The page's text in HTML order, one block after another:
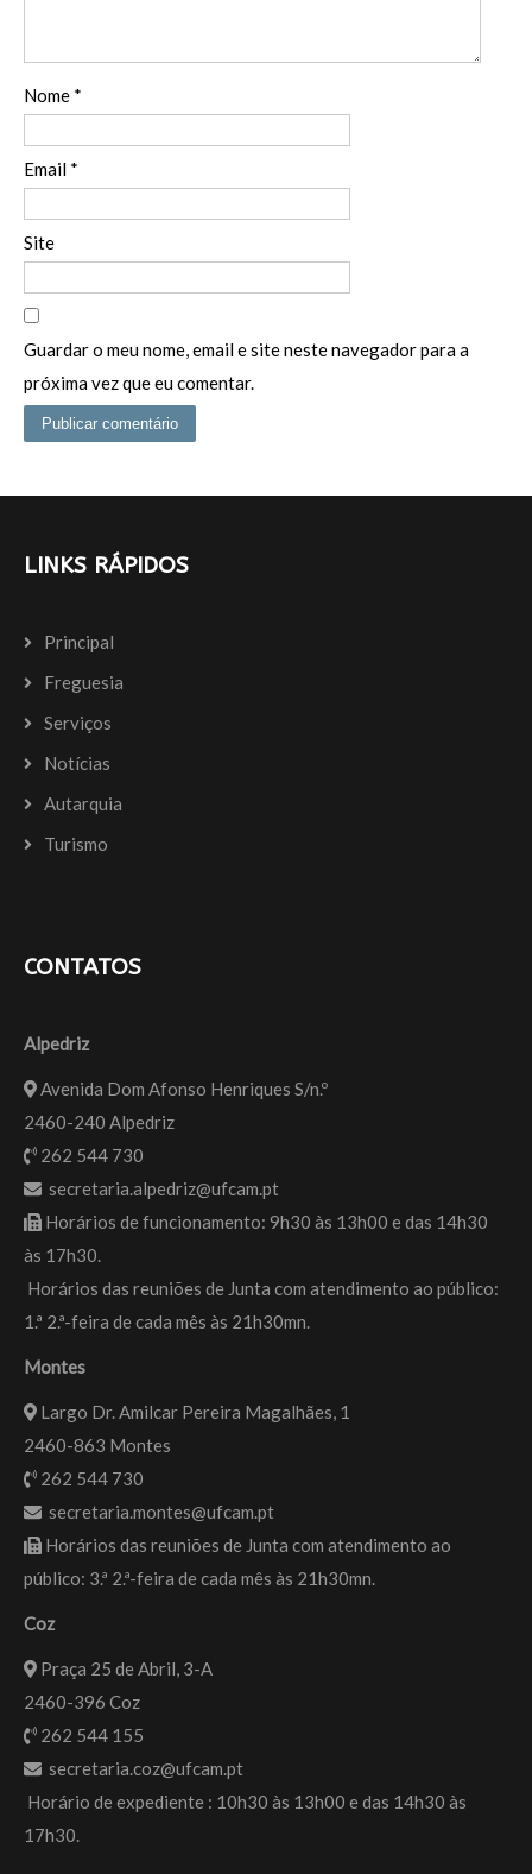
Nome *
Email *
Site
Guardar o meu nome, email e site neste navegador para a
próxima vez que eu comentar.
LINKS RÁPIDOS
Principal
Freguesia
Serviços
Notícias
Autarquia
Turismo
CONTATOS
Alpedriz
Avenida Dom Afonso Henriques S/n.º
2460-240 Alpedriz
262 544 730
secretaria.alpedriz@ufcam.pt
Horários de funcionamento: 9h30 às 13h00 e das 14h30
às 17h30.
Horários das reuniões de Junta com atendimento ao público:
1.ª 2.ª-feira de cada mês às 21h30mn.
Montes
Largo Dr. Amilcar Pereira Magalhães, 1
2460-863 Montes
262 544 730
secretaria.montes@ufcam.pt
Horários das reuniões de Junta com atendimento ao
público: 3.ª 2.ª-feira de cada mês às 21h30mn.
Coz
Praça 25 de Abril, 3-A
2460-396 Coz
262 544 155
secretaria.coz@ufcam.pt
Horário de expediente : 10h30 às 13h00 e das 14h30 às
17h30.